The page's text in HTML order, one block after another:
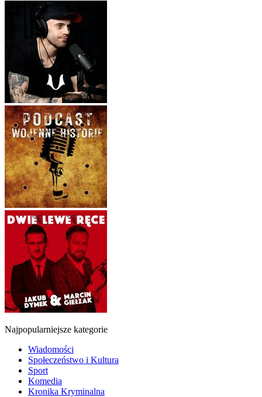
Najpopularniejsze kategorie
Wiadomości
Społeczeństwo i Kultura
Sport
Komedia
Kronika Kryminalna